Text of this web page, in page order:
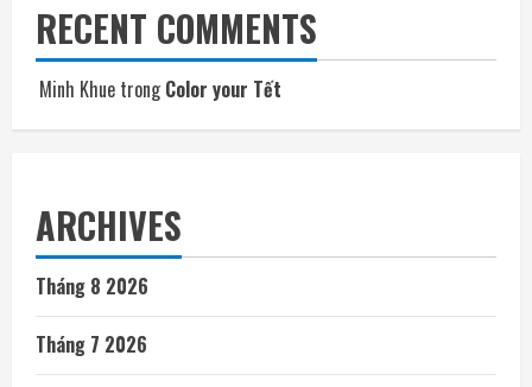
RECENT COMMENTS
Minh Khue trongColor your Tết
ARCHIVES
Tháng 8 2026
Tháng 7 2026